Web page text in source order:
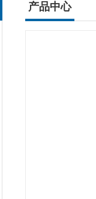
产品中心